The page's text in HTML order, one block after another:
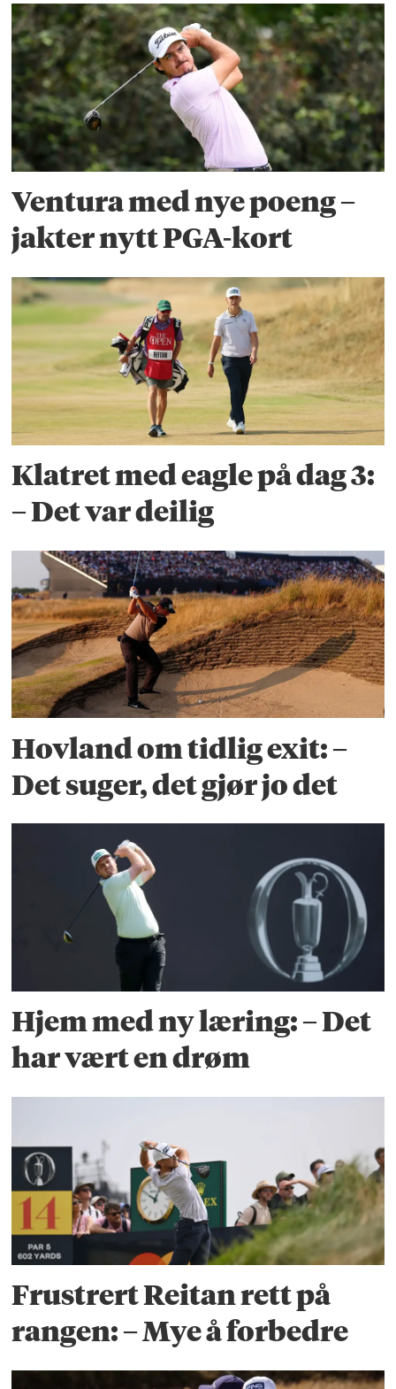
Ventura med nye poeng –
jakter nytt PGA-kort
Klatret med eagle på dag 3:
– Det var deilig
Hovland om tidlig exit: –
Det suger, det gjør jo det
Hjem med ny læring: – Det
har vært en drøm
Frustrert Reitan rett på
rangen: – Mye å forbedre